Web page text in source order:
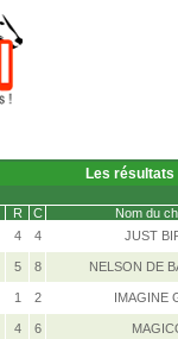
Les résultats
R C
Nom du
4 4 JUST
5 8 NELSON DE
1 2 IMAGINE
4 6